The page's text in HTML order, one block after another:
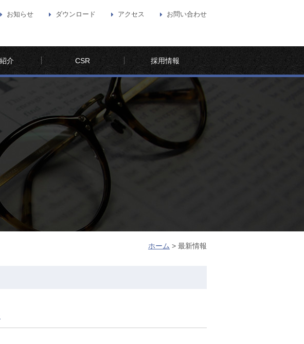
お知らせ ダウンロード アクセス お問い合わせ
介 CSR 採用情報
ホーム > 最新情報